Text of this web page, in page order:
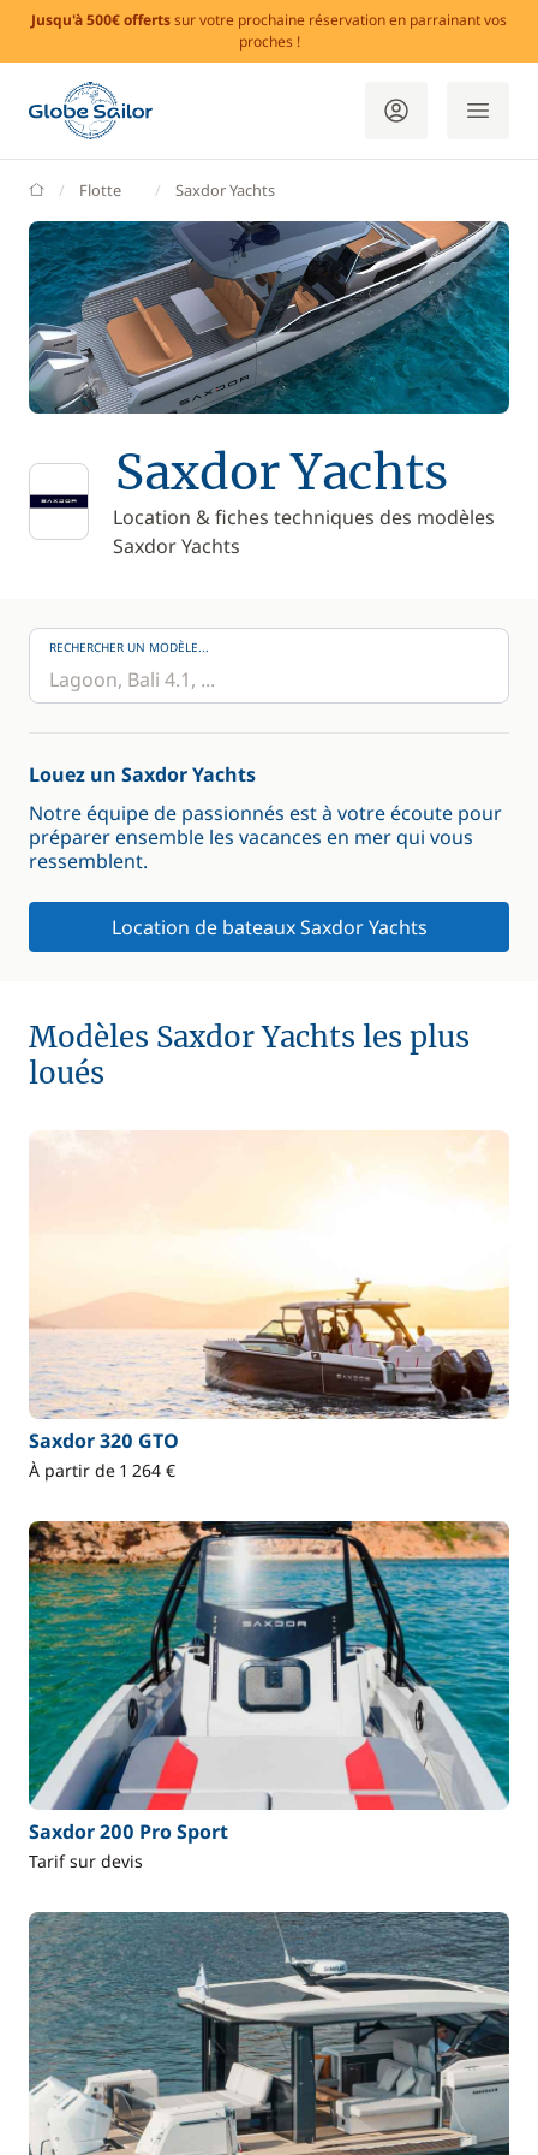
Jusqu'à 500€ offertssur votre prochaine réservation en parrainant vos
proches !
GlobeSailor
Flotte Saxdor Yachts
Saxdor Yachts
Location & fiches techniques des modèles
Saxdor Yachts
RECHERCHER UN MODÈLE...
Louez un Saxdor Yachts
Notre équipe de passionnés est à votre écoute pour
préparer ensemble les vacances en mer qui vous
ressemblent.
Location de bateaux Saxdor Yachts
Modèles Saxdor Yachts les plus
loués
Saxdor 320 GTO
À partir de 1 264 €
Saxdor 200 Pro Sport
Tarif sur devis